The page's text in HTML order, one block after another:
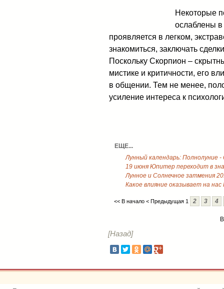
Некоторые
ослаблены в
проявляется в легком,
знакомиться, заключать
Поскольку Скорпион –
мистике и критичности, его
в общении. Тем не менее,
усиление интереса к
ЕЩЕ...
Лунный календарь: Полнолуние -
19 июня Юпитер переходит в
Лунное и Солнечное затмения
Какое влияние оказывает на
<< В начало < Предыдущая 1 2 3 4
[Назад]